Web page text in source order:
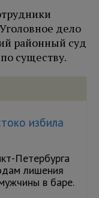
дело
районный суд
существу.
избила
Петербурга
лишения
в баре.